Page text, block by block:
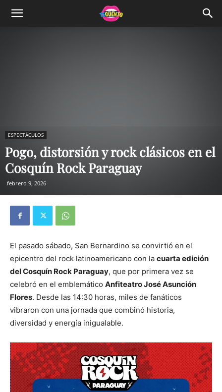
ESPECTÁCULOS
Pogo, distorsión y rock clásicos en el
Cosquín Rock Paraguay
febrero 9, 2026
El pasado sábado, San Bernardino se convirtió en el
epicentro del rock latinoamericano con la cuarta edición
del Cosquín Rock Paraguay, que por primera vez se
celebró en el emblemático Anfiteatro José Asunción
Flores. Desde las 14:30 horas, miles de fanáticos
vibraron con una jornada que combinó historia,
diversidad y energía inigualable.